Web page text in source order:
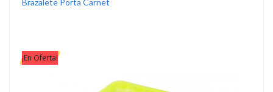
¡En Oferta!